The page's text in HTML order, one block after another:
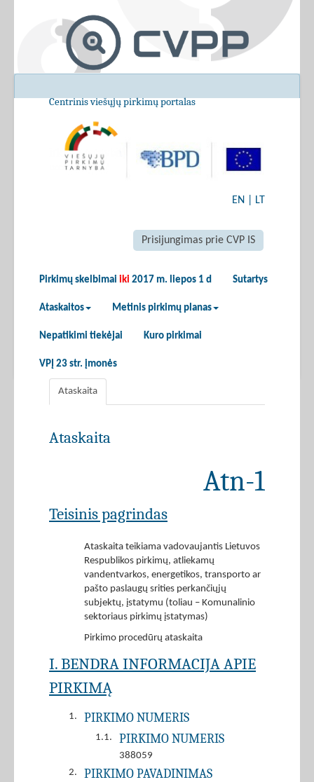
Centrinis viešųjų pirkimų portalas
EN LT
Prisijungimas prie CVP IS
Pirkimų skelbimai iki 2017 m. liepos 1 d Sutartys
Ataskaitos Metinis pirkimų planas
Nepatikimi tiekėjai Kuro pirkimai
VPĮ 23 str. įmonės
Ataskaita
Ataskaita
Atn-1
Teisinis pagrindas
Ataskaita teikiama vadovaujantis Lietuvos
Respublikos pirkimų, atliekamų
vandentvarkos, energetikos, transporto ar
pašto paslaugų srities perkančiųjų
subjektų, įstatymu (toliau – Komunalinio
sektoriaus pirkimų įstatymas)
Pirkimo procedūrų ataskaita
I. BENDRA INFORMACIJA APIE
PIRKIMĄ
1. PIRKIMO NUMERIS
1.1. PIRKIMO NUMERIS
388059
2.
PIRKIMO PAVADINIMAS